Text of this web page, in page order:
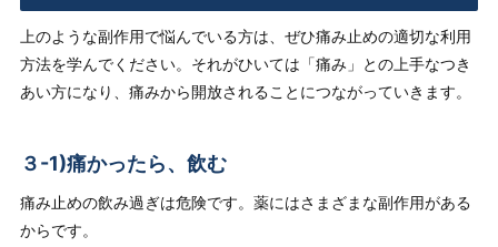
上のような副作用で悩んでいる方は、ぜひ痛み止めの適切な利用
方法を学んでください。それがひいては「痛み」との上手なつき
あい方になり、痛みから開放されることにつながっていきます。
３-1)痛かったら、飲む
痛み止めの飲み過ぎは危険です。薬にはさまざまな副作用がある
からです。